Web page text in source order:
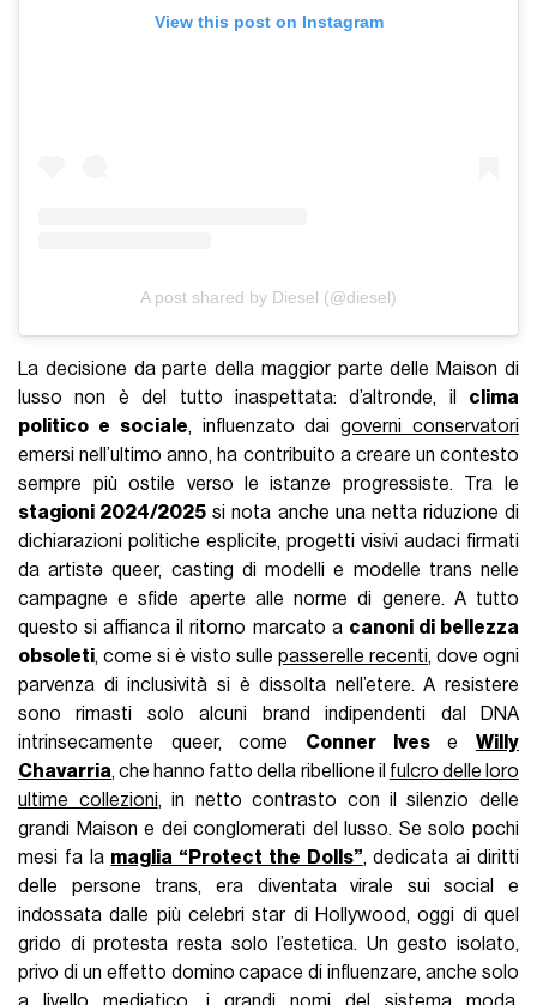
View this post on Instagram
A post shared by Diesel (@diesel)
La decisione da parte della maggior parte delle Maison di
lusso non è del tutto inaspettata: d’altronde, il clima
politico e sociale, influenzato daigoverni conservatori
emersi nell’ultimo anno, ha contribuito a creare un contesto
sempre più ostile verso le istanze progressiste. Tra le
stagioni 2024/2025 si nota anche una netta riduzione di
dichiarazioni politiche esplicite, progetti visivi audaci firmati
da artistə queer, casting di modelli e modelle trans nelle
campagne e sfide aperte alle norme di genere. A tutto
questo si affianca il ritorno marcato a canoni di bellezza
obsoleti, come si è visto sulle passerelle recenti, dove ogni
parvenza di inclusività si è dissolta nell’etere. A resistere
sono rimasti solo alcuni brand indipendenti dal DNA
intrinsecamente queer, come Conner Ivese Willy
Chavarria, che hanno fatto della ribellione il fulcro delle loro
ultime collezioni, in netto contrasto con il silenzio delle
grandi Maison e dei conglomerati del lusso. Se solo pochi
mesi fa la maglia “Protect the Dolls”, dedicata ai diritti
delle persone trans, era diventata virale sui social e
indossata dalle più celebri star di Hollywood, oggi di quel
grido di protesta resta solo l’estetica. Un gesto isolato,
privo di un effetto domino capace di influenzare, anche solo